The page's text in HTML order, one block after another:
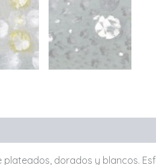
dorados y blancos.